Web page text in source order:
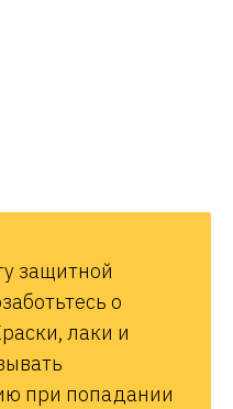
защитной
о
лаки и
при попадании